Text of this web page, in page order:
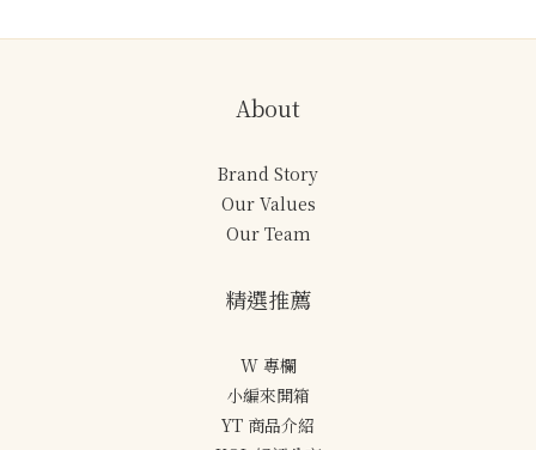
About
Brand Story
Our Values
Our Team
精選推薦
W 專欄
小編來開箱
YT 商品介紹